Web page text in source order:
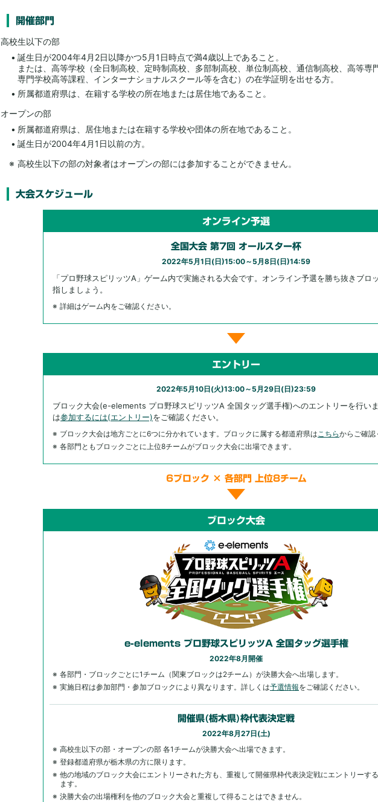
開催部門
高校生以下の部
誕生日が2004年4月2日以降かつ5月1日時点で満4歳以上であること。
または、高等学校（全日制高校、定時制高校、多部制高校、単位制高校、通信制高校、高等専
専門学校高等課程、インターナショナルスクール等を含む）の在学証明を出せる方。
所属都道府県は、在籍する学校の所在地または居住地であること。
オープンの部
所属都道府県は、居住地または在籍する学校や団体の所在地であること。
誕生日が2004年4月1日以前の方。
高校生以下の部の対象者はオープンの部には参加することができません。
大会スケジュール
オンライン予選
全国大会 第7回 オールスター杯
2022年5月1日(日)15:00～5月8日(日)14:59
「プロ野球スピリッツA」ゲーム内で実施される大会です。オンライン予選を勝ち抜きブロ
指しましょう。
詳細はゲーム内をご確認ください。
エントリー
2022年5月10日(火)13:00～5月29日(日)23:59
ブロック大会(e-elements プロ野球スピリッツA 全国タッグ選手権)へのエントリーを行い
は参加するには(エントリー)をご確認ください。
ブロック大会は地方ごとに6つに分かれています。ブロックに属する都道府県はこちらからご確認
各部門ともブロックごとに上位8チームがブロック大会に出場できます。
6ブロック × 各部門 上位8チーム
ブロック大会
e-elements プロ野球スピリッツA 全国タッグ選手権
2022年8月開催
各部門・ブロックごとに1チーム（関東ブロックは2チーム）が決勝大会へ出場します。
実施日程は参加部門・参加ブロックにより異なります。詳しくは予選情報をご確認ください。
開催県(栃木県)枠代表決定戦
2022年8月27日(土)
高校生以下の部・オープンの部 各1チームが決勝大会へ出場できます。
登録都道府県が栃木県の方に限ります。
他の地域のブロック大会にエントリーされた方も、重複して開催県枠代表決定戦にエントリーす
ます。
決勝大会の出場権利を他のブロック大会と重複して得ることはできません。